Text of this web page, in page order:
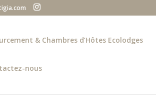
& Chambres d’Hôtes Ecolodges
nous